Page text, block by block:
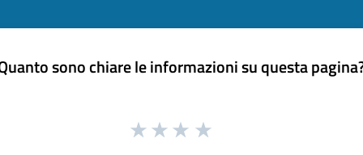
sono chiare le informazioni su questa